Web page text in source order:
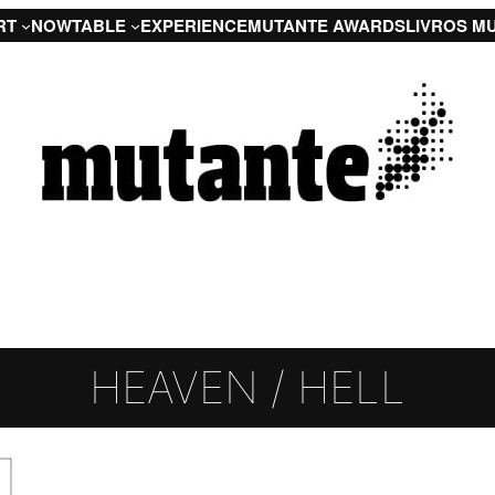
NOWTABLE EXPERIENCEMUTANTE AWARDSLIVROS
HEAVEN / HELL